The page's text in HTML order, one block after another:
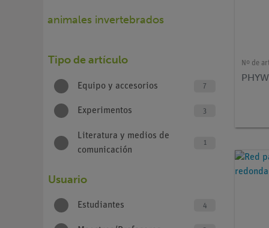
animales invertebrados
Tipo de artículo
Equipo y accesorios 7
Experimentos 3
Literatura y medios de
comunicación
1
Usuario
Estudiantes 4
Nº de